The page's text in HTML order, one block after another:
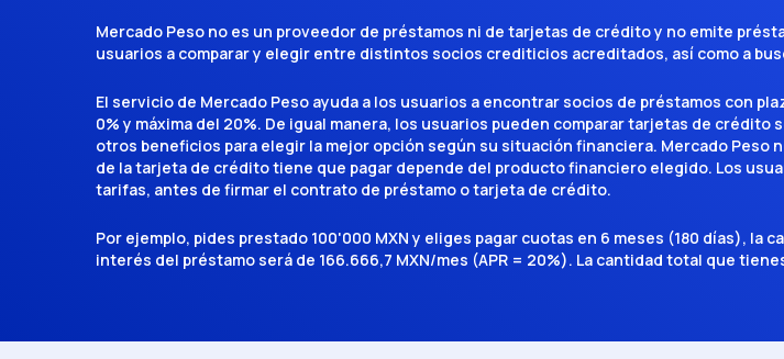
Mercado Peso no es un proveedor de préstamos ni de tarjetas de crédito y no emite
usuarios a comparar y elegir entre distintos socios crediticios acreditados, así como a
El servicio de Mercado Peso ayuda a los usuarios a encontrar socios de préstamos con
0% y máxima del 20%. De igual manera, los usuarios pueden comparar tarjetas de
otros beneficios para elegir la mejor opción según su situación financiera. Mercado
de la tarjeta de crédito tiene que pagar depende del producto financiero elegido. Los
tarifas, antes de firmar el contrato de préstamo o tarjeta de crédito.
Por ejemplo, pides prestado 100'000 MXN y eliges pagar cuotas en 6 meses (180 días), la
interés del préstamo será de 166.666,7 MXN/mes (APR = 20%). La cantidad total que